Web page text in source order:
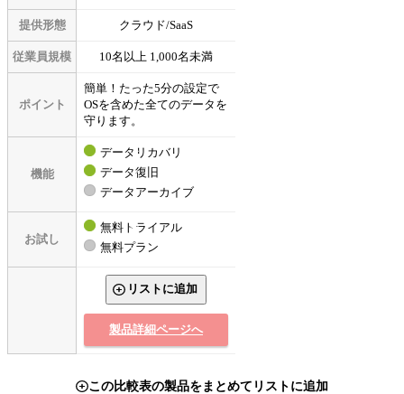
提供形態 クラウド/SaaS
従業員規模 10名以上 1,000名未満
ポイント
簡単！たった5分の設定で
OSを含めた全てのデータを
守ります。
機能
データリカバリ
データ復旧
データアーカイブ
お試し
無料トライアル
無料プラン
リストに追加
製品詳細ページへ
この比較表の製品をまとめてリストに追加